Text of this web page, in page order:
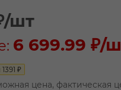
/шт
6 699.99 ₽/
1391 ₽
цена, фактическая